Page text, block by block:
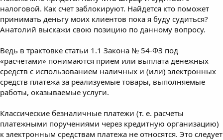
налоговой. Как счет заблокируют. Найдется кто поможет
принимать деньгу моих клиентов пока я буду судиться?
Анатолий выскажи свою позицию по данному вопросу.
Ведь в трактовке статьи 1.1 Закона № 54-ФЗ под
«расчетами» понимаются прием или выплата денежных
средств с использованием наличных и (или) электронных
средств платежа за реализуемые товары, выполняемые
работы, оказываемые услуги.
Классические безналичные платежи (т. е. расчеты
платежными поручениями через кредитную организацию)
к электронным средствам платежа не относятся. Это следует